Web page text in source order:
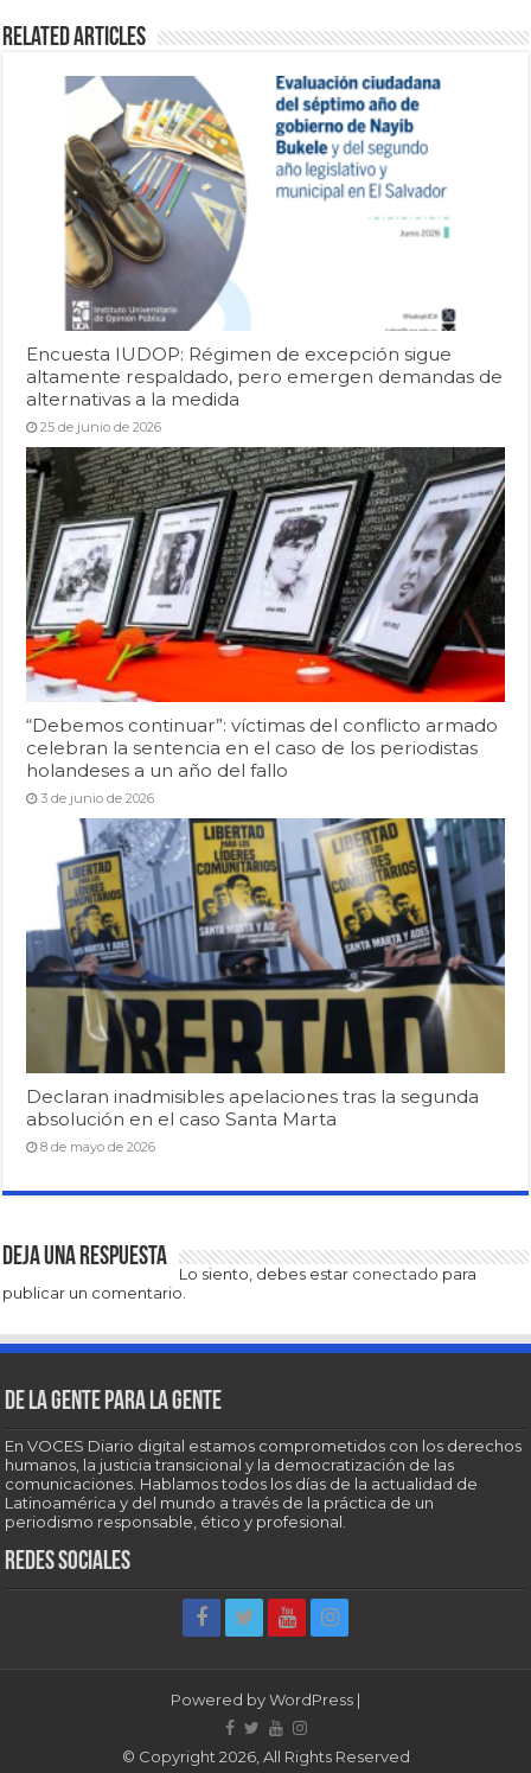
Related Articles
Encuesta IUDOP: Régimen de excepción sigue
altamente respaldado, pero emergen demandas de
alternativas a la medida
25 de junio de 2026
“Debemos continuar”: víctimas del conflicto armado
celebran la sentencia en el caso de los periodistas
holandeses a un año del fallo
3 de junio de 2026
Declaran inadmisibles apelaciones tras la segunda
absolución en el caso Santa Marta
8 de mayo de 2026
Deja una respuesta
Lo siento, debes estar conectado para
publicar un comentario.
De la gente para la gente
En VOCES Diario digital estamos comprometidos con los derechos
humanos, la justicia transicional y la democratización de las
comunicaciones. Hablamos todos los días de la actualidad de
Latinoamérica y del mundo a través de la práctica de un
periodismo responsable, ético y profesional.
Redes sociales
Powered byWordPress |
© Copyright 2026, All Rights Reserved